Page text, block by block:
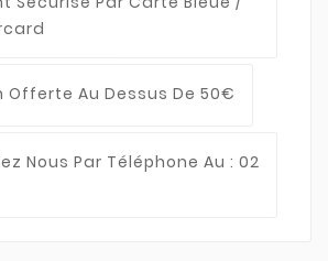
Offerte Au Dessus De 50€
Nous Par Téléphone Au : 02